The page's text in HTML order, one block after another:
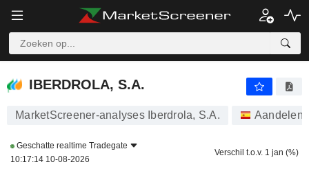
IBERDROLA, S.A.
IBERDROLA, S.A.
MarketScreener-analyses Iberdrola, S.A. Aandelen
Geschatte realtime Tradegate
10:17:14 10-08-2026
Verschil t.o.v. 1 jan (%)